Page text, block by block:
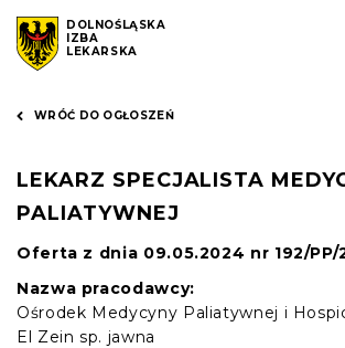
DOLNOŚLĄSKA
IZBA
LEKARSKA
WRÓĆ DO OGŁOSZEŃ
LEKARZ SPECJALISTA
PALIATYWNEJ
Oferta z dnia 09.05.2024 nr 192/PP/
Nazwa pracodawcy:
Ośrodek Medycyny Paliatywnej i
El Zein sp. jawna